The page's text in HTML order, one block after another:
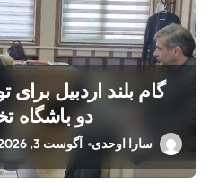
گام بلند اردبیل
دو
سارا اوحدی آگوست 3, 2026